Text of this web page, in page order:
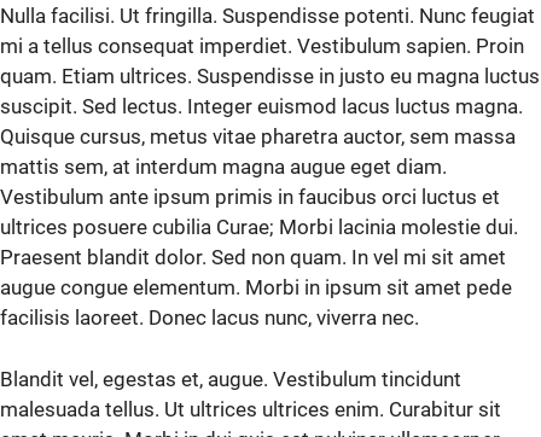
Nulla facilisi. Ut fringilla. Suspendisse potenti. Nunc feugiat
mi a tellus consequat imperdiet. Vestibulum sapien. Proin
quam. Etiam ultrices. Suspendisse in justo eu magna luctus
suscipit. Sed lectus. Integer euismod lacus luctus magna.
Quisque cursus, metus vitae pharetra auctor, sem massa
mattis sem, at interdum magna augue eget diam.
Vestibulum ante ipsum primis in faucibus orci luctus et
ultrices posuere cubilia Curae; Morbi lacinia molestie dui.
Praesent blandit dolor. Sed non quam. In vel mi sit amet
augue congue elementum. Morbi in ipsum sit amet pede
facilisis laoreet. Donec lacus nunc, viverra nec.
Blandit vel, egestas et, augue. Vestibulum tincidunt
malesuada tellus. Ut ultrices ultrices enim. Curabitur sit